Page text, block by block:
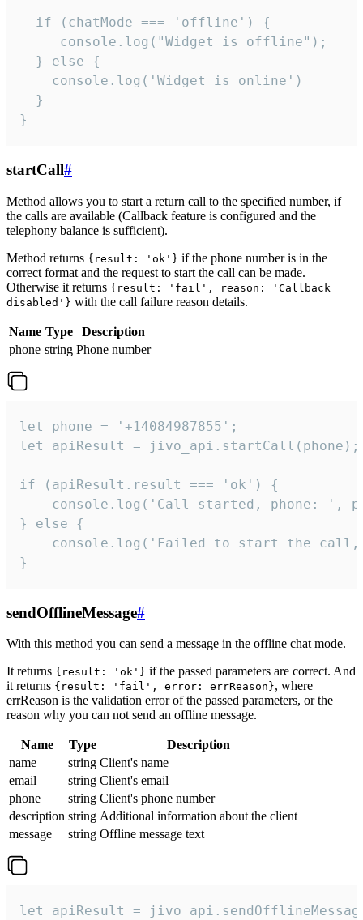
  if (chatMode === 'offline') {
     console.log("Widget is offline");
  } else {
    console.log('Widget is online')
  }
}
startCall#
Method allows you to start a return call to the specified number, if
the calls are available (Callback feature is configured and the
telephony balance is sufficient).
Method returns {result: 'ok'} if the phone number is in the
correct format and the request to start the call can be made.
Otherwise it returns {result: 'fail', reason: 'Callback
disabled'} with the call failure reason details.
Name Type
Description
phone string Phone number
let phone = '+14084987855';
let apiResult = jivo_api.startCall(phone);
if (apiResult.result === 'ok') {
console.log('Call started, phone: ',
} else {
console.log('Failed to start the
}
sendOfflineMessage#
With this method you can send a message in the offline chat mode.
It returns {result: 'ok'} if the passed parameters are correct. And
it returns {result: 'fail', error: errReason}, where
errReason is the validation error of the passed parameters, or the
reason why you can not send an offline message.
Name Type
Description
name
string Client's name
email
string Client's email
phone
string Client's phone number
description string Additional information about the client
message
string Offline message text
let apiResult =